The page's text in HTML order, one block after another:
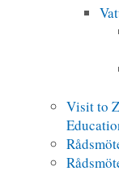
Visit to